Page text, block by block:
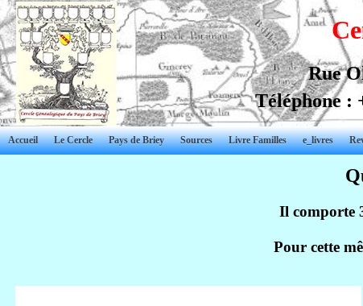
Rue
Téléphone :
Accueil Le Cercle Pays de Briey Sources Livre Familles e_livres
Il comporte
Pour cette